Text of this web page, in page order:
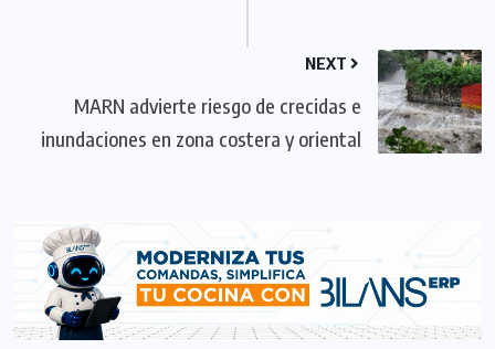
NEXT
MARN advierte riesgo de crecidas e
inundaciones en zona costera y oriental